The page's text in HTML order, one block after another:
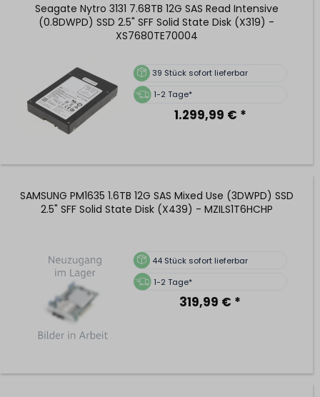
Seagate Nytro 3131 7.68TB 12G SAS Read Intensive
(0.8DWPD) SSD 2.5" SFF Solid State Disk (X319) -
XS7680TE70004
39 Stück sofort lieferbar
1-2 Tage*
1.299,99 € *
SAMSUNG PM1635 1.6TB 12G SAS Mixed Use (3DWPD) SSD
2.5" SFF Solid State Disk (X439) - MZILS1T6HCHP
44 Stück sofort lieferbar
1-2 Tage*
319,99 € *